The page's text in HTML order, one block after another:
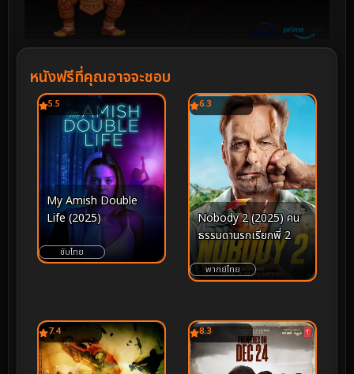
หนังฟรีที่คุณอาจจะชอบ
5.5
My Amish Double
Life (2025)
ซับไทย
6.3
Nobody 2 (2025) คน
ธรรมดานรกเรียกพี่ 2
พากย์ไทย
7.4 8.3